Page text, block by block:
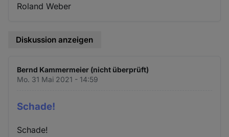
Roland Weber
Diskussion anzeigen
Bernd Kammermeier (nicht überprüft)
Mo. 31 Mai 2021 - 14:59
Schade!
Schade!